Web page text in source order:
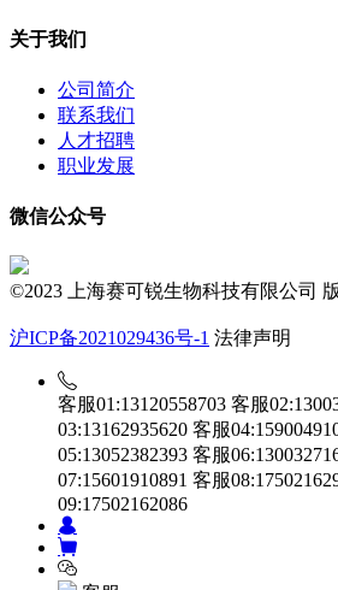
关于我们
公司简介
联系我们
人才招聘
职业发展
微信公众号
©2023 上海赛可锐生物科技有限公司
沪ICP备2021029436号-1 法律声明
客服01:13120558703 客服
03:13162935620 客服
05:13052382393 客服
07:15601910891 客服
09:17502162086